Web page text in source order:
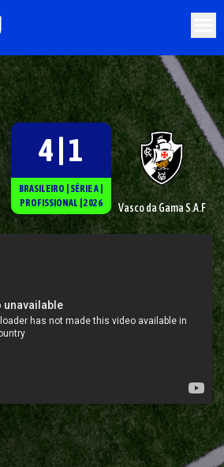
4 | 1
BRASILEIRO SÉRIEA
PROFISSIONAL 2026 Vasco da Gama S.A.F